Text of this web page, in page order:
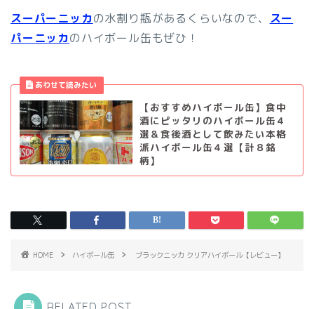
スーパーニッカの水割り瓶があるくらいなので、
スー
パーニッカのハイボール缶もぜひ！
【おすすめハイボール缶】食中
酒にピッタリのハイボール缶４
選＆食後酒として飲みたい本格
派ハイボール缶４選【計８銘
柄】
HOME ハイボール缶 ブラックニッカ クリアハイボール【レビュー】